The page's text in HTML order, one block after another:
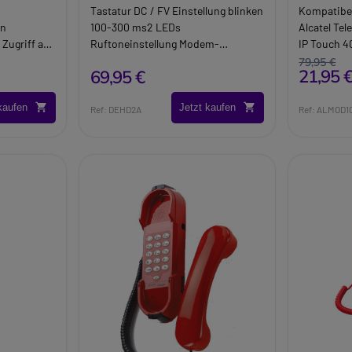
auf
und
sorgt
Tastatur DC / FV Einstellung blinken
100-300 ms2 LEDs
Ruftoneinstellung Modem-
geschalten werden.
Wiederholungstaste der gewählten
Nummer Integrierte 16 Wahltasten
Tastatur 3 Lautstärkestufen. Auch
69,95 €
Ref: DEHD2A Jetzt kaufen
Serien
Alcatel
IP Touch
79,95 €
21,95
Ref: